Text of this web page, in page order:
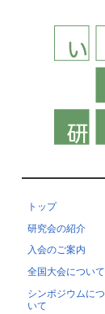
トップ
研究会の紹介
入会のご案内
全国大会について
シンポジウムにつ
いて